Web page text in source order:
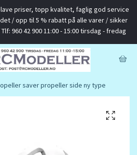
lave priser, topp kvalitet, faglig god service
/ opp til 5 % rabatt på alle varer / sikker
960 42 900 11:00 - 15:00 tirsdag - fredag
saver propeller side ny type